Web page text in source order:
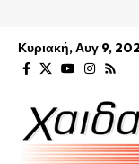
Κυριακή, Αυγ 9,